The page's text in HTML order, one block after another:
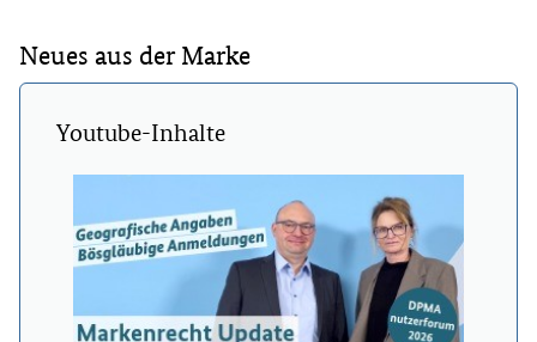
Neues aus der Marke
Youtube-Inhalte